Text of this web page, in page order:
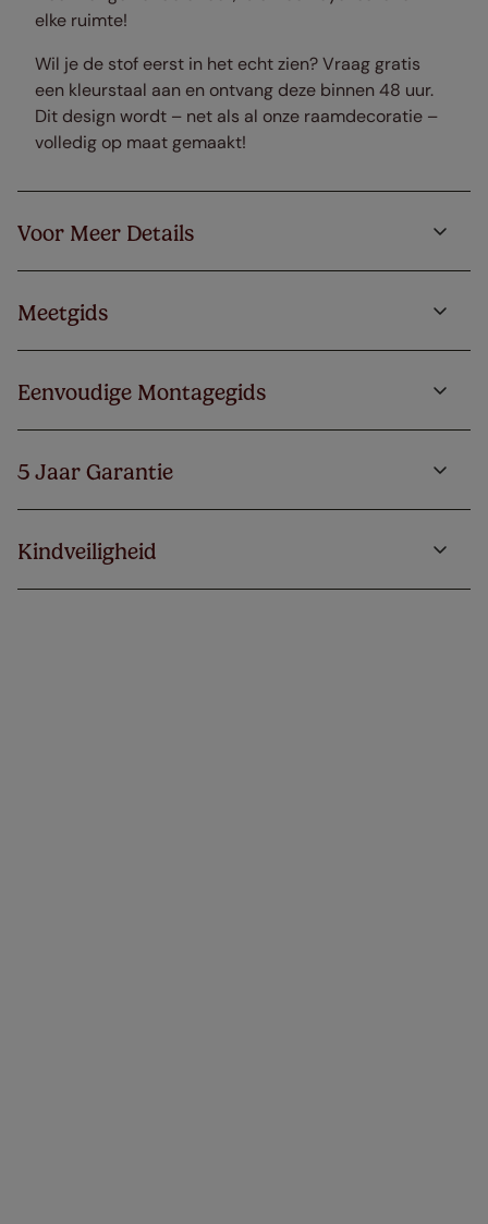
elke ruimte!
Wil je de stof eerst in het echt zien? Vraag gratis
een kleurstaal aan en ontvang deze binnen 48 uur.
Dit design wordt – net als al onze raamdecoratie –
volledig op maat gemaakt!
Voor Meer Details
Meetgids
Eenvoudige Montagegids
5 Jaar Garantie
Kindveiligheid